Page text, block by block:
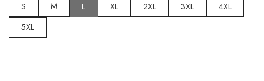
S M L XL 2XL 3XL
4XL
5XL